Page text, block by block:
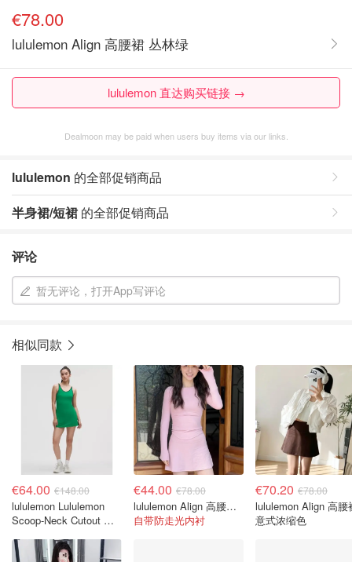
€78.00
lululemon Align 高腰裙 丛林绿
lululemon 直达购买链接 →
Dealmoon may be paid when users buy items via our links.
lululemon 的全部促销商品
半身裙/短裙 的全部促销商品
评论
暂无评论，打开App写评论
相似同款
€64.00 €148.00
lululemon Lululemon
Scoop-Neck Cutout 网
€44.00 €78.00
lululemon Align 高腰裙 樱花粉
自带防走光内衬
€70.20 €78.00
lululemon Align 高腰
意式浓缩色